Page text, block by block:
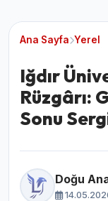
Ana Sayfa Yerel
Iğdır
Rüzgârı:
Sonu
Doğu